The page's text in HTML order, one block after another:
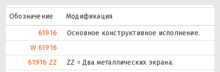
Обозначение
Модификация
61916
Основное конструктивное исполнение.
W 61916
61916 ZZ
ZZ = Два металлических экрана.